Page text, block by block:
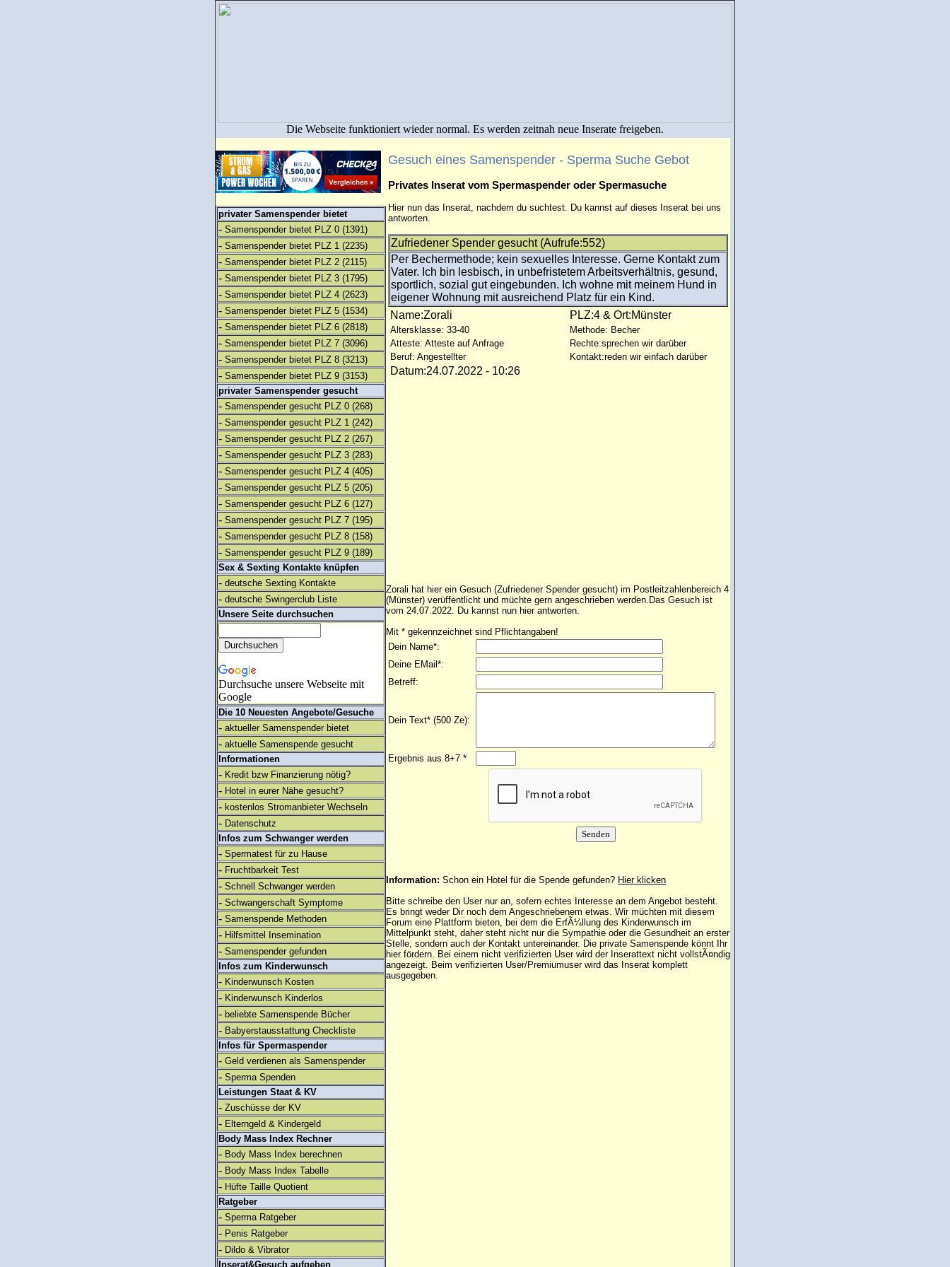
Die Webseite funktioniert wieder normal. Es werden zeitnah neue Inserate freigeben.
privater Samenspender bietet
- Samenspender bietet PLZ 0 (1391)
- Samenspender bietet PLZ 1 (2235)
- Samenspender bietet PLZ 2 (2115)
- Samenspender bietet PLZ 3 (1795)
- Samenspender bietet PLZ 4 (2623)
- Samenspender bietet PLZ 5 (1534)
- Samenspender bietet PLZ 6 (2818)
- Samenspender bietet PLZ 7 (3096)
- Samenspender bietet PLZ 8 (3213)
- Samenspender bietet PLZ 9 (3153)
privater Samenspender gesucht
- Samenspender gesucht PLZ 0 (268)
- Samenspender gesucht PLZ 1 (242)
- Samenspender gesucht PLZ 2 (267)
- Samenspender gesucht PLZ 3 (283)
- Samenspender gesucht PLZ 4 (405)
- Samenspender gesucht PLZ 5 (205)
- Samenspender gesucht PLZ 6 (127)
- Samenspender gesucht PLZ 7 (195)
- Samenspender gesucht PLZ 8 (158)
- Samenspender gesucht PLZ 9 (189)
Sex & Sexting Kontakte knüpfen
- deutsche Sexting Kontakte
- deutsche Swingerclub Liste
Unsere Seite durchsuchen
Durchsuche unsere Webseite mit
Google
Die 10 Neuesten Angebote/Gesuche
- aktueller Samenspender bietet
- aktuelle Samenspende gesucht
Informationen
- Kredit bzw Finanzierung nötig?
- Hotel in eurer Nähe gesucht?
- kostenlos Stromanbieter Wechseln
- Datenschutz
Infos zum Schwanger werden
- Spermatest für zu Hause
- Fruchtbarkeit Test
- Schnell Schwanger werden
- Schwangerschaft Symptome
- Samenspende Methoden
- Hilfsmittel Insemination
- Samenspender gefunden
Infos zum Kinderwunsch
- Kinderwunsch Kosten
- Kinderwunsch Kinderlos
- beliebte Samenspende Bücher
- Babyerstausstattung Checkliste
Infos für Spermaspender
- Geld verdienen als Samenspender
- Sperma Spenden
Leistungen Staat & KV
- Zuschüsse der KV
- Elterngeld & Kindergeld
Body Mass Index Rechner
- Body Mass Index berechnen
- Body Mass Index Tabelle
- Hüfte Taille Quotient
Ratgeber
- Sperma Ratgeber
- Penis Ratgeber
- Dildo & Vibrator
Inserat&Gesuch aufgeben
Gesuch eines Samenspender - Sperma Suche Gebot
Privates Inserat vom Spermaspender oder Spermasuche
Hier nun das Inserat, nachdem du suchtest. Du kannst auf dieses Inserat bei uns
antworten.
Zufriedener Spender gesucht (Aufrufe:552)
Per Bechermethode; kein sexuelles Interesse. Gerne Kontakt zum
Vater. Ich bin lesbisch, in unbefristetem Arbeitsverhältnis, gesund,
sportlich, sozial gut eingebunden. Ich wohne mit meinem Hund in
eigener Wohnung mit ausreichend Platz für ein Kind.
Name:Zorali
PLZ:4 & Ort:Münster
Altersklasse: 33-40
Methode: Becher
Atteste: Atteste auf Anfrage
Rechte:sprechen wir darüber
Beruf: Angestellter
Kontakt:reden wir einfach darüber
Datum:24.07.2022 - 10:26
Zorali hat hier ein Gesuch (Zufriedener Spender gesucht) im Postleitzahlenbereich 4
(Münster) verüffentlicht und müchte gern angeschrieben werden.Das Gesuch ist
vom 24.07.2022. Du kannst nun hier antworten.
Mit * gekennzeichnet sind Pflichtangaben!
Dein Name*:
Deine EMail*:
Betreff:
Dein Text* (500 Ze):
Ergebnis aus 8+7 *
Information: Schon ein Hotel für die Spende gefunden? Hier klicken
Bitte schreibe den User nur an, sofern echtes Interesse an dem Angebot besteht.
Es bringt weder Dir noch dem Angeschriebenem etwas. Wir müchten mit diesem
Forum eine Plattform bieten, bei dem die ErfÃ¼llung des Kinderwunsch im
Mittelpunkt steht, daher steht nicht nur die Sympathie oder die Gesundheit an erster
Stelle, sondern auch der Kontakt untereinander. Die private Samenspende könnt Ihr
hier fördern. Bei einem nicht verifizierten User wird der Inserattext nicht vollstÃ¤ndig
angezeigt. Beim verifizierten User/Premiumuserwird das Inserat komplett
ausgegeben.